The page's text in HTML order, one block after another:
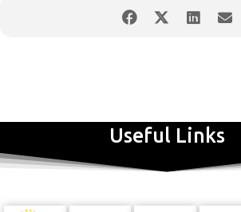
Useful Links